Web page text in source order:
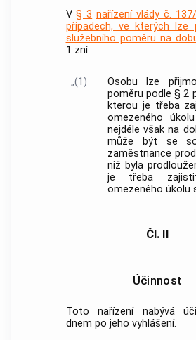
V§ 3 nařízení vlády č.
případech, ve kterých lze
služebního poměru na
1 zní:
„(1)
Osobu lze
poměru podle § 2
kterou je třeba
omezeného
nejdéle však na
může být se
zaměstnance
niž byla
je třeba
omezeného úkolu
Čl. II
Účinnost
Toto nařízení nabývá
dnem po jeho vyhlášení.